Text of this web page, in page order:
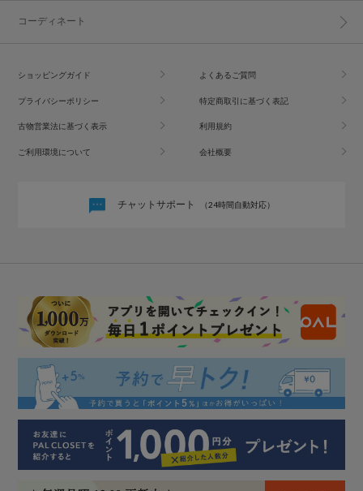
コーディネート
ショッピングガイド よくあるご質問
プライバシーポリシー 特定商取引に基づく表記
古物営業法に基づく表示 利用規約
ご利用環境について 会社概要
チャットサポート （24時間自動対応）